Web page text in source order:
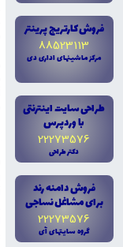
فروش کارتريج پرينتر
88523113
مرکز ماشينهاى ادارى دى
طراحى سايت اينترنتى
با وردپرس
22273576
دکتر طراحى
فروش دامنه رند
براى مشاغل نساجى
22273576
گروه سايتهاى آى